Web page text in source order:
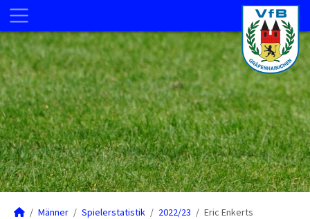
Männer Spielerstatistik 2022/23 Eric Enkerts